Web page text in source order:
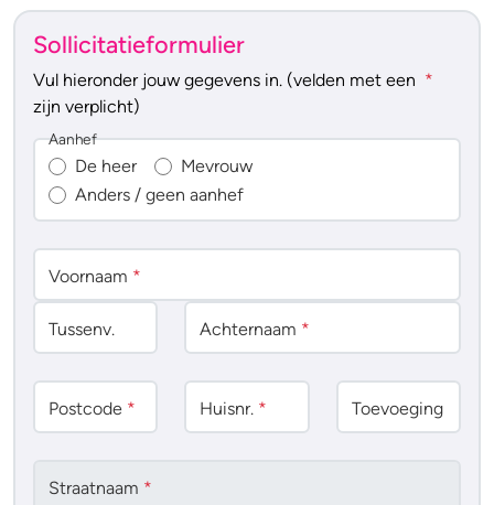
Sollicitatieformulier
Vul hieronder jouw gegevens in. (velden met een *
zijn verplicht)
De heer
Mevrouw
Anders / geen aanhef
Aanhef
Voornaam *
Tussenv. Achternaam *
Postcode * Huisnr. * Toevoeging
Straatnaam *